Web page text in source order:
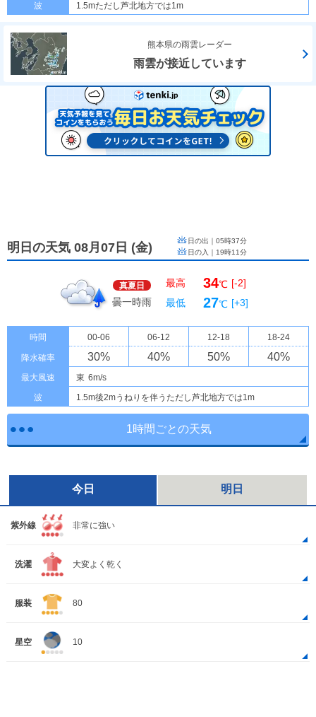
波
1.5mただし芦北地方では1m
熊本県の雨雲レーダー
雨雲が接近しています
明日の天気 08月07日 (金) 日の出｜ 05時37分
日の入｜ 19時11分
真夏日
曇一時雨
最高 34℃ [-2]
最低
27℃ [+3]
時間 00-06 06-12 12-18 18-24
降水確率 30% 40% 50% 40%
最大風速 東 6m/s
波
1.5m後2mうねりを伴うただし芦北地方では1m
1時間ごとの天気
今日 明日
紫外線 非常に強い
洗濯 大変よく乾く
服装 80
星空 10